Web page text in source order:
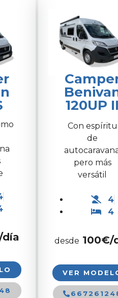
120UP II
Con espíritu
de
pero más
versátil
4
4
desde 100€/
VER